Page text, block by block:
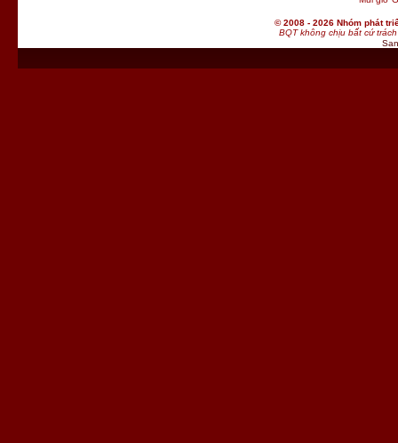
© 2008 - 2026 Nhóm phát
BQT không chịu bất cứ